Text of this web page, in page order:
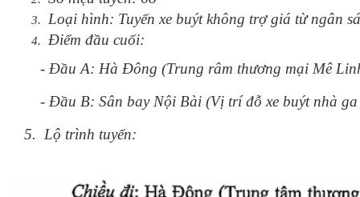
Loại hình: Tuyến xe buýt không trợ giá từ ngân
Điểm đầu cuối:
- Đầu A: Hà Đông (Trung râm thương mại Mê
- Đầu B: Sân bay Nội Bài (Vị trí đỗ xe buýt nhà ga
5. Lộ trình tuyến: